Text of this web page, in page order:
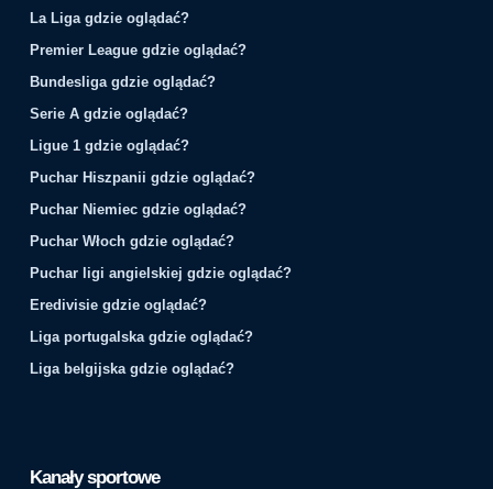
La Liga gdzie oglądać?
Premier League gdzie oglądać?
Bundesliga gdzie oglądać?
Serie A gdzie oglądać?
Ligue 1 gdzie oglądać?
Puchar Hiszpanii gdzie oglądać?
Puchar Niemiec gdzie oglądać?
Puchar Włoch gdzie oglądać?
Puchar ligi angielskiej gdzie oglądać?
Eredivisie gdzie oglądać?
Liga portugalska gdzie oglądać?
Liga belgijska gdzie oglądać?
Kanały sportowe